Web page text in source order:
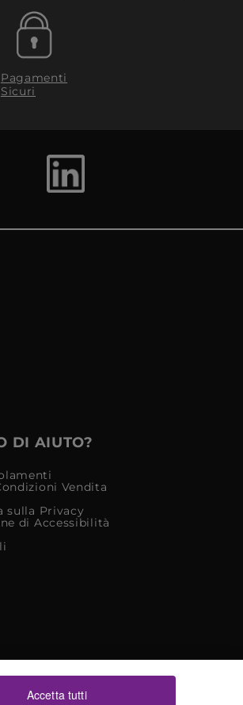
Pagamenti
Sicuri
DI AIUTO?
Vendita
sulla Privacy
di Accessibilità
Accetta tutti